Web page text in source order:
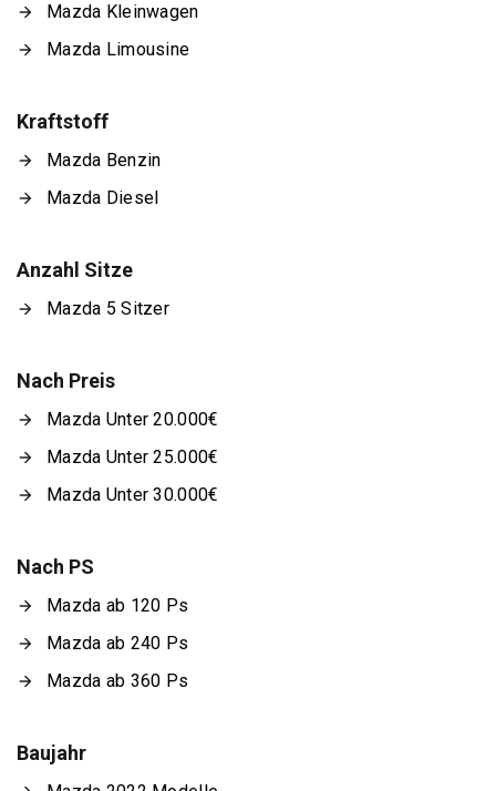
Mazda Kleinwagen
Mazda Limousine
Kraftstoff
Mazda Benzin
Mazda Diesel
Anzahl Sitze
Mazda 5 Sitzer
Nach Preis
Mazda Unter 20.000€
Mazda Unter 25.000€
Mazda Unter 30.000€
Nach PS
Mazda ab 120 Ps
Mazda ab 240 Ps
Mazda ab 360 Ps
Baujahr